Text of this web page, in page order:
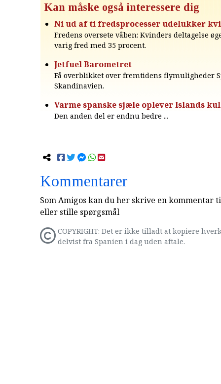
Kan måske også interessere dig
Ni ud af ti fredsprocesser udelukker
Fredens oversete våben: Kvinders deltagelse
varig fred med 35 procent.
Jetfuel Barometret
Få overblikket over fremtidens flymuligheder
Skandinavien.
Varme spanske sjæle oplever Islands
Den anden del er endnu bedre ...
Kommentarer
Som Amigos kan du her skrive en kommentar
eller stille spørgsmål
COPYRIGHT: Det er ikke tilladt at kopiere
delvist fra Spanien i dag uden aftale.